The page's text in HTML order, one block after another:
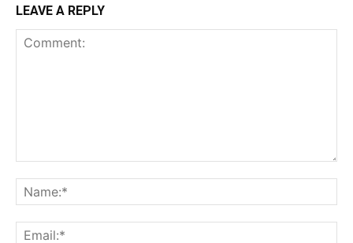
LEAVE A REPLY